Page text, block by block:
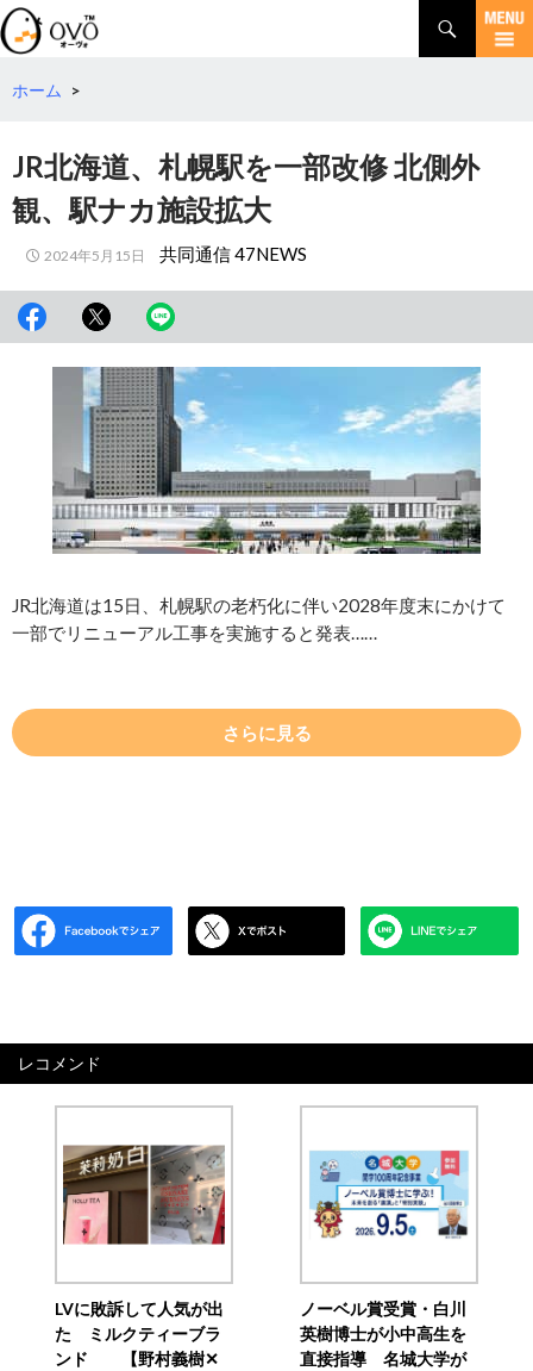
検
索
コ
テ
動
ホーム >
JR北海道、札幌駅を一部改修 北側外
観、駅ナカ施設拡大
2024年5月15日 共同通信 47NEWS
JR北海道は15日、札幌駅の老朽化に伴い2028年度末にかけて
一部でリニューアル工事を実施すると発表……
さらに見る
レコメンド
LVに敗訴して人気が出
た ミルクティーブラ
ンド 【野村義樹✕
ノーベル賞受賞・白川
英樹博士が小中高生を
直接指導 名城大学が